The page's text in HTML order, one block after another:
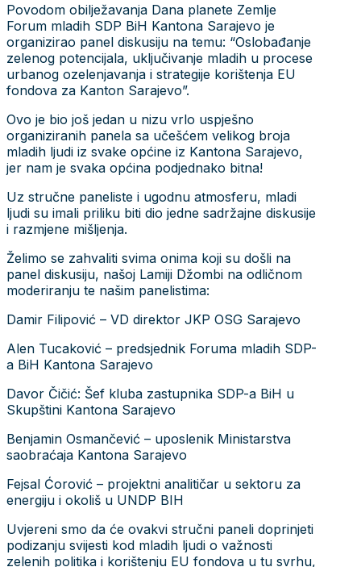
Povodom obilježavanja Dana planete Zemlje
Forum mladih SDP BiH Kantona Sarajevo je
organizirao panel diskusiju na temu: “Oslobađanje
zelenog potencijala, uključivanje mladih u procese
urbanog ozelenjavanja i strategije korištenja EU
fondova za Kanton Sarajevo”.
Ovo je bio još jedan u nizu vrlo uspješno
organiziranih panela sa učešćem velikog broja
mladih ljudi iz svake općine iz Kantona Sarajevo,
jer nam je svaka općina podjednako bitna!
Uz stručne paneliste i ugodnu atmosferu, mladi
ljudi su imali priliku biti dio jedne sadržajne diskusije
i razmjene mišljenja.
Želimo se zahvaliti svima onima koji su došli na
panel diskusiju, našoj Lamiji Džombi na odličnom
moderiranju te našim panelistima:
Damir Filipović – VD direktor JKP OSG Sarajevo
Alen Tucaković – predsjednik Foruma mladih SDP-
a BiH Kantona Sarajevo
Davor Čičić: Šef kluba zastupnika SDP-a BiH u
Skupštini Kantona Sarajevo
Benjamin Osmančević – uposlenik Ministarstva
saobraćaja Kantona Sarajevo
Fejsal Ćorović – projektni analitičar u sektoru za
energiju i okoliš u UNDP BIH
Uvjereni smo da će ovakvi stručni paneli doprinjeti
podizanju svijesti kod mladih ljudi o važnosti
zelenih politika i korištenju EU fondova u tu svrhu,